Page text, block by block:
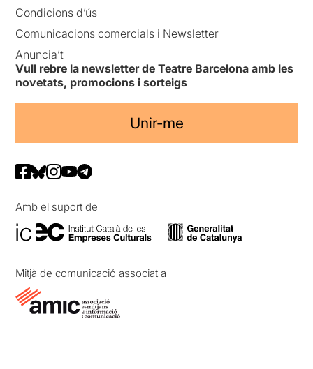
Condicions d’ús
Comunicacions comercials i Newsletter
Anuncia’t
Vull rebre la newsletter de Teatre Barcelona amb les
novetats, promocions i sorteigs
Unir-me
Amb el suport de
Mitjà de comunicació associat a